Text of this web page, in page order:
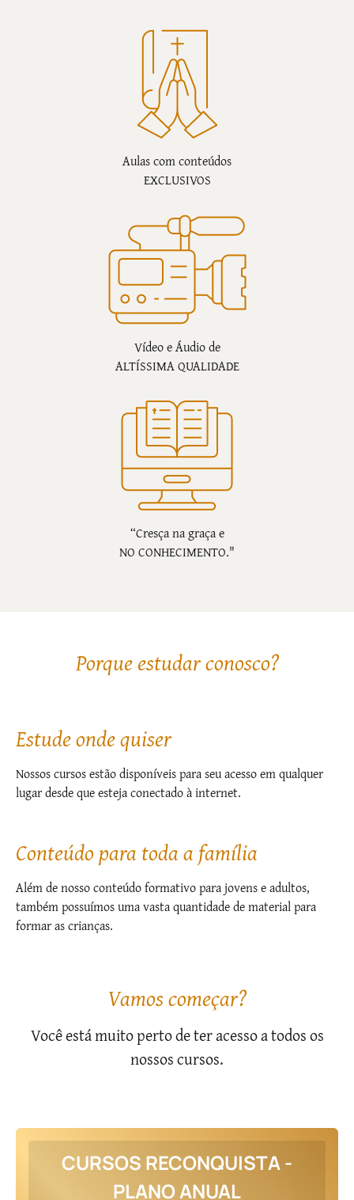
Aulas com conteúdos
EXCLUSIVOS
Vídeo e Áudio de
ALTÍSSIMA QUALIDADE
“Cresça na graça e
NO CONHECIMENTO."
Porque estudar conosco?
Estude onde quiser
Nossos cursos estão disponíveis para seu acesso em qualquer
lugar desde que esteja conectado à internet.
Conteúdo para toda a família
Além de nosso conteúdo formativo para jovens e adultos,
também possuímos uma vasta quantidade de material para
formar as crianças.
Vamos começar?
Você está muito perto de ter acesso a todos os
nossos cursos.
CURSOS RECONQUISTA -
PLANO ANUAL